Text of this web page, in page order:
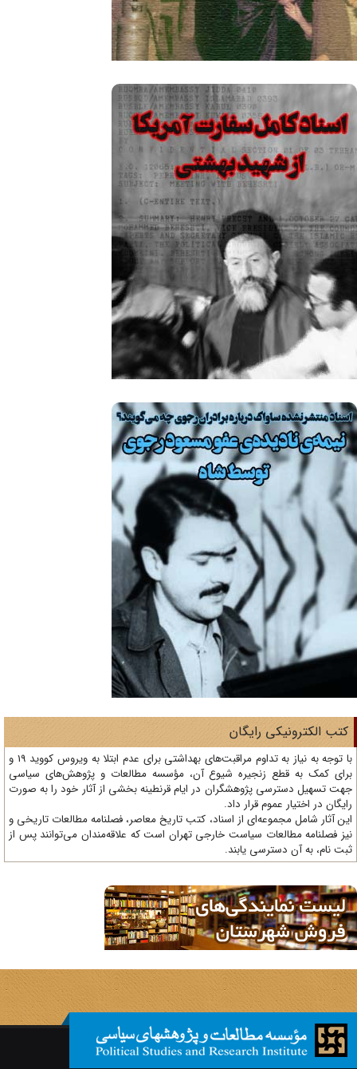
الکترونیکی رایگان
با توجه به نیاز به تداوم مراقبت‌های بهداشتی برای عدم ابتلا به ویروس کووید 19 و
کمک به قطع زنجیره شیوع آن، مؤسسه مطالعات و پژوهش‌های سیاسی
تسهیل دسترسی پژوهشگران در ایام قرنطینه بخشی از آثار خود را به صورت
در اختیار عموم قرار داد.
آثار شامل مجموعه‌ای از اسناد، کتب تاریخ معاصر، فصلنامه‌ مطالعات تاریخی و
فصلنامه مطالعات سیاست خارجی تهران است که علاقه‌مندان می‌توانند پس از
نام، به آن دسترسی یابند.